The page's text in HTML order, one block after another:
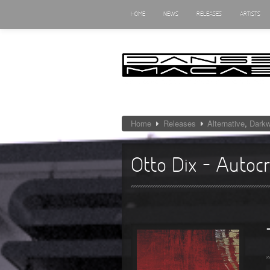
HOME NEWS RELEASES ARTISTS
Home Releases Alternative,
Otto Dix –